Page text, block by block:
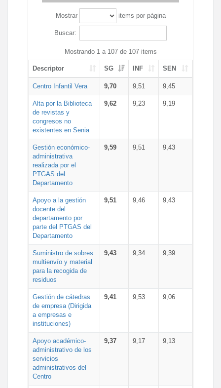
Mostrar items por página
Buscar:
Mostrando 1 a 107 de 107 items
Descriptor SG INF SEN
Centro Infantil Vera 9,70 9,51 9,45
Alta por la Biblioteca
de revistas y
congresos no
existentes en Senia
9,62 9,23 9,19
Gestión económico-
administrativa
realizada por el
PTGAS del
Departamento
9,59 9,51 9,43
Apoyo a la gestión
docente del
departamento por
parte del PTGAS del
Departamento
9,51 9,46 9,43
Suministro de sobres
multienvío y material
para la recogida de
residuos
9,43 9,34 9,39
Gestión de cátedras
de empresa (Dirigida
a empresas e
instituciones)
9,41 9,53 9,06
Apoyo académico-
administrativo de los
servicios
administrativos del
Centro
9,37 9,17 9,13